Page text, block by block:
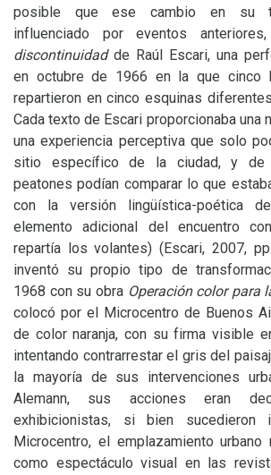
posible que ese cambio en su
influenciado por eventos
discontinuidad de Raúl Escari, una
en octubre de 1966 en la que cinco
repartieron en cinco esquinas
Cada texto de Escari proporcionaba una
una experiencia perceptiva que solo
sitio específico de la ciudad, y de
peatones podían comparar lo que
con la versión lingüística-poética
elemento adicional del encuentro
repartía los volantes) (Escari, 2007,
inventó su propio tipo de
1968 con su obra Operación color para
colocó por el Microcentro de Buenos
de color naranja, con su firma visible
intentando contrarrestar el gris del
la mayoría de sus intervenciones
Alemann, sus acciones eran
exhibicionistas, si bien sucedieron
Microcentro, el emplazamiento urbano
como espectáculo visual en las